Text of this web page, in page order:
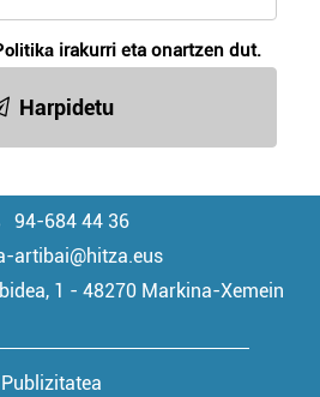
irakurri eta onartzen dut.
Harpidetu
94-684 44 36
artibai@hitza.eus
1 - 48270 Markina-Xemein
Publizitatea